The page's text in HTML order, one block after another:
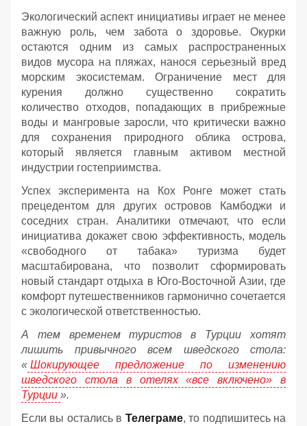
Экологический аспект инициативы играет не менее
важную роль, чем забота о здоровье. Окурки
остаются одним из самых распространенных
видов мусора на пляжах, нанося серьезный вред
морским экосистемам. Ограничение мест для
курения должно существенно сократить
количество отходов, попадающих в прибрежные
воды и мангровые заросли, что критически важно
для сохранения природного облика острова,
который является главным активом местной
индустрии гостеприимства.
Успех эксперимента на Кох Ронге может стать
прецедентом для других островов Камбоджи и
соседних стран. Аналитики отмечают, что если
инициатива докажет свою эффективность, модель
«свободного от табака» туризма будет
масштабирована, что позволит сформировать
новый стандарт отдыха в Юго-Восточной Азии, где
комфорт путешественников гармонично сочетается
с экологической ответственностью.
А тем временем туристов в Турции хотят
лишить привычного всем шведского стола:
« Шокирующее предложение по изменению
шведского стола в отелях «все включено» в
Турции ».
Если вы остались в Телеграме, то подпишитесь на